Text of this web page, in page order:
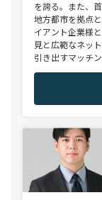
を誇る。また、
地方都市を拠点
イアント企業様
見と広範なネッ
引き出すマッチ